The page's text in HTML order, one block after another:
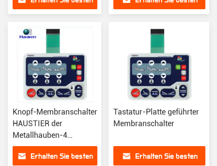
besonders an
Tastatur-4x3
Knopf-Membranschalter
HAUSTIER der
Metallhauben-4
materielle Gewohnheit
imprägniern
Erhalten Sie besten
Tastatur-Platte geführter
Membranschalter
Erhalten Sie besten